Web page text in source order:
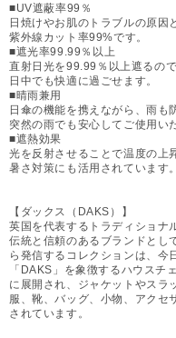
■UV遮蔽率99％
日焼けやお肌のトラブルの原因
紫外線カット率99%です。
■遮光率99.99％以上
直射日光を99.99％以上遮るの
日中でも快適に過ごせます。
■晴雨兼用
日傘の機能を携えながら、雨も
突然の雨でも安心してご使用い
■遮熱効果
光を反射させることで温度の上
暑さ対策にも活用されています。
【ダックス（DAKS）】
英国を代表するトラディショナ
伝統と信頼のあるブランドとし
ら発信するコレクションは、今
「DAKS」を象徴するハウスチ
に展開され、ジャケットやスラ
服、靴、バッグ、小物、アクセ
されています。